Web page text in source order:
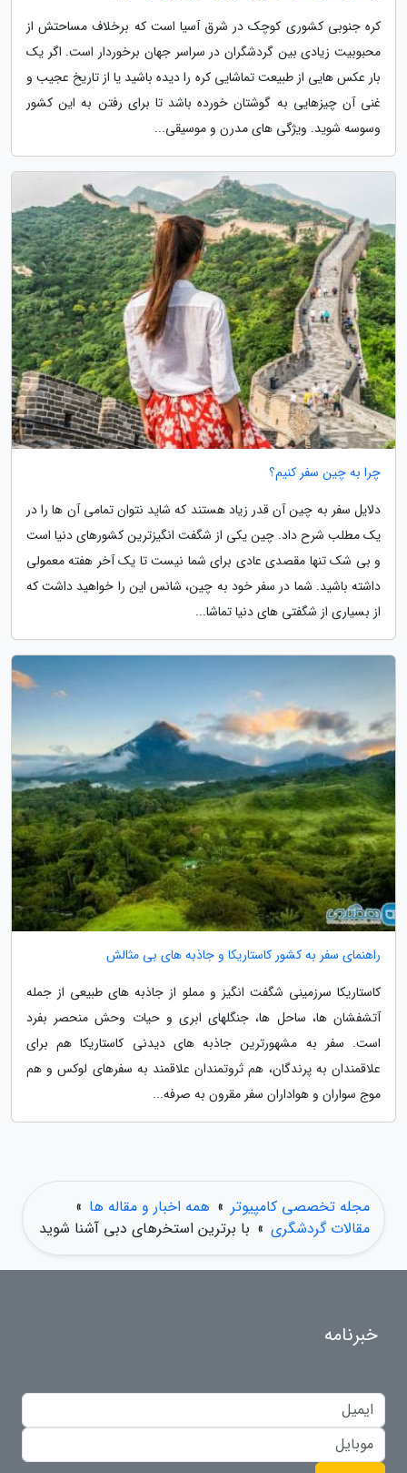
کره جنوبی کشوری کوچک در شرق آسیا است که برخلاف مساحتش از
محبوبیت زیادی بین گردشگران در سراسر جهان برخوردار است. اگر یک
بار عکس هایی از طبیعت تماشایی کره را دیده باشید یا از تاریخ عجیب و
غنی آن چیزهایی به گوشتان خورده باشد تا برای رفتن به این کشور
وسوسه شوید. ویژگی های مدرن و موسیقی...
چرا به چین سفر کنیم؟
دلایل سفر به چین آن قدر زیاد هستند که شاید نتوان تمامی آن ها را در
یک مطلب شرح داد. چین یکی از شگفت انگیزترین کشورهای دنیا است
و بی شک تنها مقصدی عادی برای شما نیست تا یک آخر هفته معمولی
داشته باشید. شما در سفر خود به چین، شانس این را خواهید داشت که
از بسیاری از شگفتی های دنیا تماشا...
راهنمای سفر به کشور کاستاریکا و جاذبه های بی مثالش
کاستاریکا سرزمینی شگفت انگیز و مملو از جاذبه های طبیعی از جمله
آتشفشان ها، ساحل ها، جنگلهای ابری و حیات وحش منحصر بفرد
است. سفر به مشهورترین جاذبه های دیدنی کاستاریکا هم برای
علاقمندان به پرندگان، هم ثروتمندان علاقمند به سفرهای لوکس و هم
موج سواران و هواداران سفر مقرون به صرفه...
مجله تخصصی کامپیوتر » همه اخبار و مقاله ها »
مقالات گردشگری » با برترین استخرهای دبی آشنا شوید
خبرنامه